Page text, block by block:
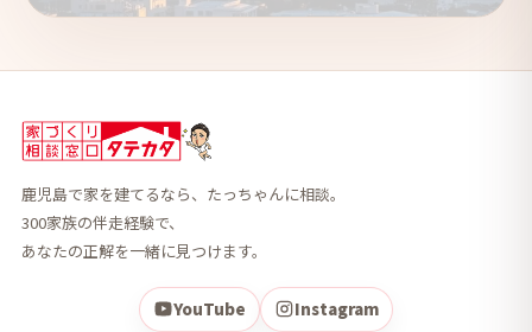
鹿児島で家を建てるなら、たっちゃんに相談。
300家族の伴走経験で、
あなたの正解を一緒に見つけます。
YouTube Instagram